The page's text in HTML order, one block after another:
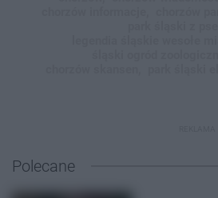
Polecane